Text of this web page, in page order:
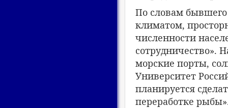
По словам
климатом,
численности
сотрудничество».
морские порты,
Университет
планируется
переработке